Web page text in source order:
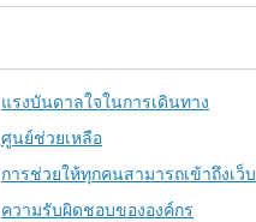
แรงบันดาลใจในการเดินทาง
ศูนย์ช่วยเหลือ
การช่วยให้ทุกคนสามารถเข้าถึงเว็บ
ความรับผิดชอบขององค์กร